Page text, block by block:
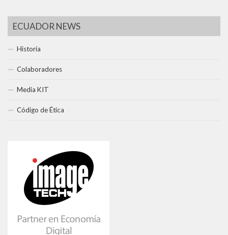
ECUADOR NEWS
Historia
Colaboradores
Media KIT
Código de Ética